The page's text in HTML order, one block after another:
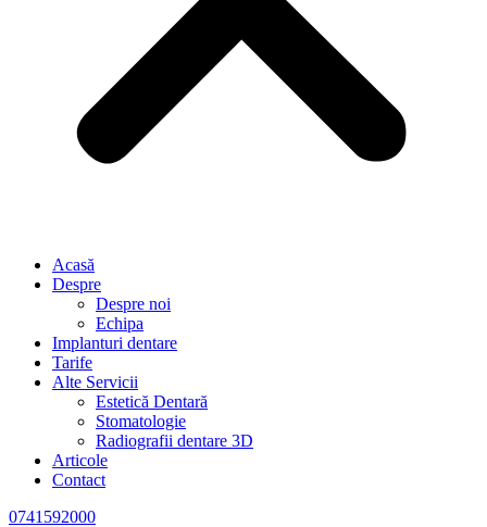
Acasă
Despre
Despre noi
Echipa
Implanturi dentare
Tarife
Alte Servicii
Estetică Dentară
Stomatologie
Radiografii dentare 3D
Articole
Contact
0741592000